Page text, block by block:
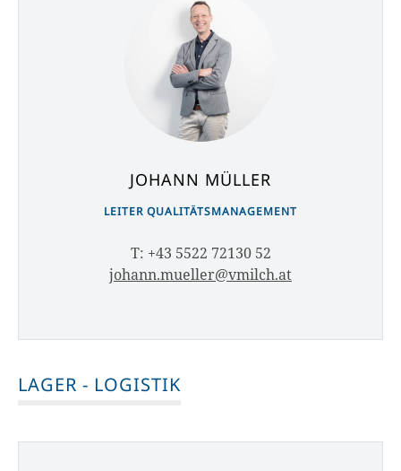
JOHANN MÜLLER
LEITER QUALITÄTSMANAGEMENT
T: +43 5522 72130 52
johann.mueller@vmilch.at
LAGER - LOGISTIK